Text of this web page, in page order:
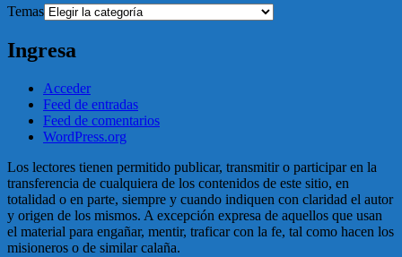
Temas
Ingresa
Acceder
Feed de entradas
Feed de comentarios
WordPress.org
Los lectores tienen permitido publicar, transmitir o participar en la
transferencia de cualquiera de los contenidos de este sitio, en
totalidad o en parte, siempre y cuando indiquen con claridad el autor
y origen de los mismos. A excepción expresa de aquellos que usan
el material para engañar, mentir, traficar con la fe, tal como hacen los
misioneros o de similar calaña.